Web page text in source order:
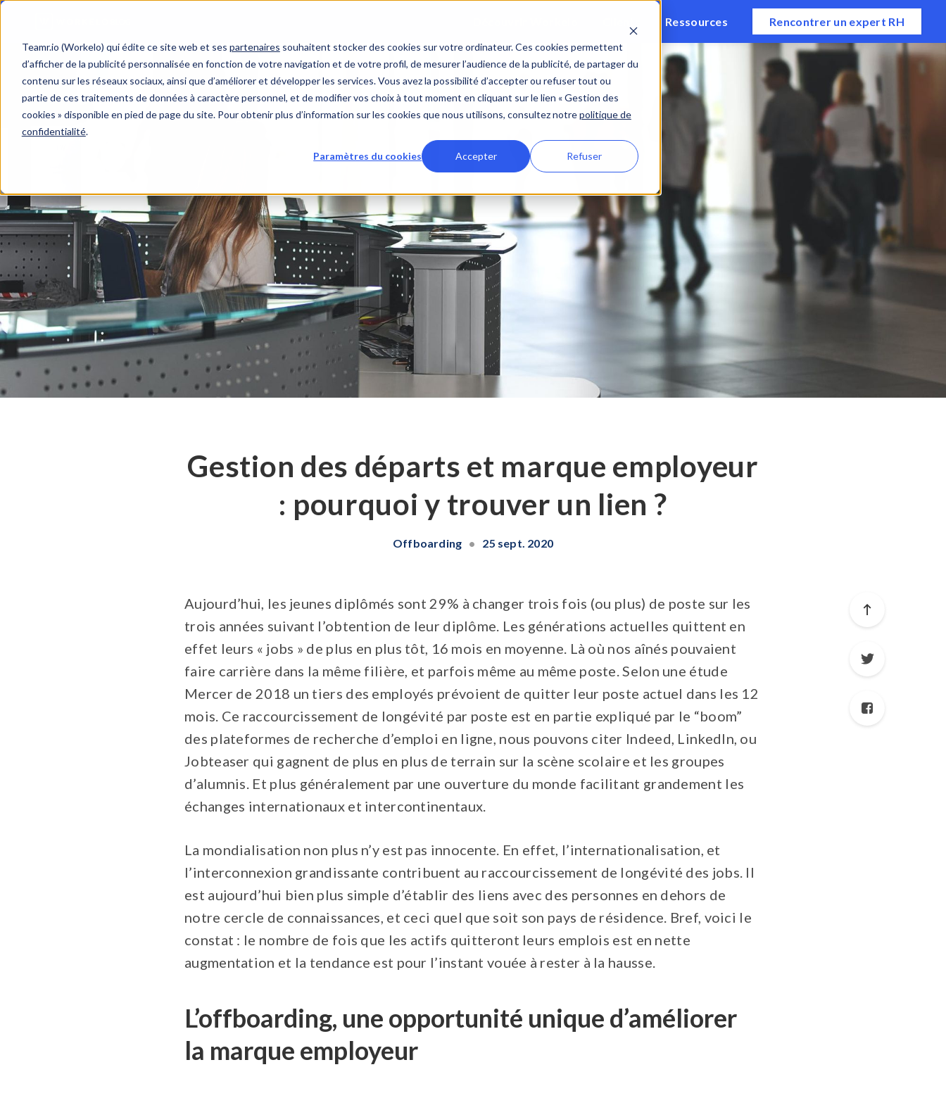
Teamr.io (Workelo) qui édite ce site web et ses partenaires souhaitent stocker des cookies sur votre ordinateur. Ces cookies permettent
d’afficher de la publicité personnalisée en fonction de votre navigation et de votre profil, de mesurer l’audience de la publicité, de partager du
contenu sur les réseaux sociaux, ainsi que d’améliorer et développer les services. Vous avez la possibilité d’accepter ou refuser tout ou
partie de ces traitements de données à caractère personnel, et de modifier vos choix à tout moment en cliquant sur le lien « Gestion des
cookies » disponible en pied de page du site. Pour obtenir plus d’information sur les cookies que nous utilisons, consultez notrepolitique de
confidentialité.
Paramètres du cookies Accepter Refuser
Ressources Rencontrer un expert RH
Gestion des départs et marque employeur
: pourquoi y trouver un lien ?
Offboarding • 25 sept. 2020
Aujourd’hui, les jeunes diplômés sont 29% à changer trois fois (ou plus) de poste sur les
trois années suivant l’obtention de leur diplôme. Les générations actuelles quittent en
effet leurs « jobs » de plus en plus tôt, 16 mois en moyenne. Là où nos aînés pouvaient
faire carrière dans la même filière, et parfois même au même poste. Selon une étude
Mercer de 2018 un tiers des employés prévoient de quitter leur poste actuel dans les 12
mois. Ce raccourcissement de longévité par poste est en partie expliqué par le “boom”
des plateformes de recherche d’emploi en ligne, nous pouvons citer Indeed, LinkedIn, ou
Jobteaser qui gagnent de plus en plus de terrain sur la scène scolaire et les groupes
d’alumnis. Et plus généralement par une ouverture du monde facilitant grandement les
échanges internationaux et intercontinentaux.
La mondialisation non plus n’y est pas innocente. En effet, l’internationalisation, et
l’interconnexion grandissante contribuent au raccourcissement de longévité des jobs. Il
est aujourd’hui bien plus simple d’établir des liens avec des personnes en dehors de
notre cercle de connaissances, et ceci quel que soit son pays de résidence. Bref, voici le
constat : le nombre de fois que les actifs quitteront leurs emplois est en nette
augmentation et la tendance est pour l’instant vouée à rester à la hausse.
L’offboarding, une opportunité unique d’améliorer
la marque employeur